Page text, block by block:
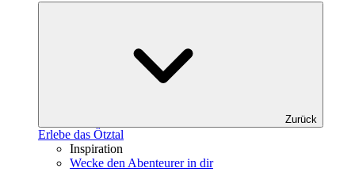
Zurück
Erlebe das Ötztal
Inspiration
Wecke den Abenteurer in dir